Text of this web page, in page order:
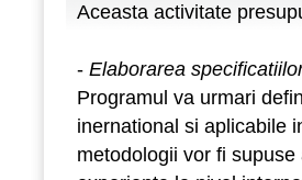
Aceasta activitate
- Elaborarea
Programul va urmari
inernational si aplicabile
metodologii vor fi